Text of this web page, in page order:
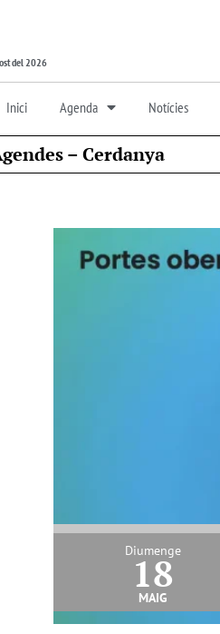
del 2026
Inici Agenda Notícies
– Cerdanya
Diumenge
18
maig